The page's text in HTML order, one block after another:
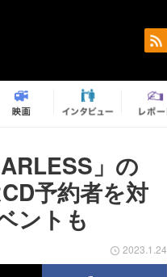
」の
予約者を対
ントも
2023.1.24